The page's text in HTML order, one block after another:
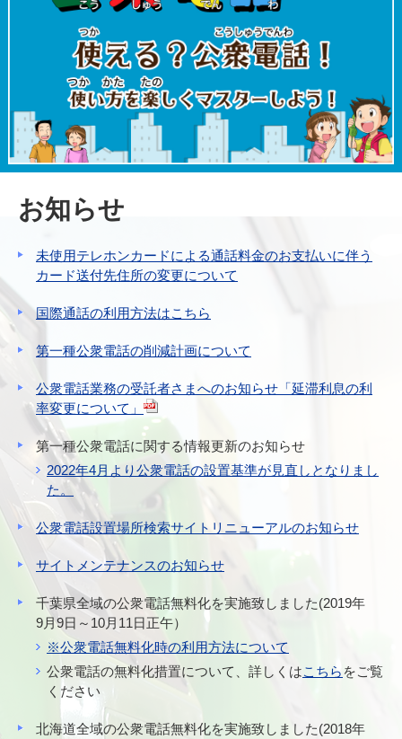
お知らせ
未使用テレホンカードによる通話料金のお支払いに伴う
カード送付先住所の変更について
国際通話の利用方法はこちら
第一種公衆電話の削減計画について
公衆電話業務の受託者さまへのお知らせ「延滞利息の利
率変更について」
第一種公衆電話に関する情報更新のお知らせ
2022年4月より公衆電話の設置基準が見直しとなりまし
た。
公衆電話設置場所検索サイトリニューアルのお知らせ
サイトメンテナンスのお知らせ
千葉県全域の公衆電話無料化を実施致しました(2019年
9月9日～10月11日正午）
※公衆電話無料化時の利用方法について
公衆電話の無料化措置について、詳しくはこちら をご覧
ください
北海道全域の公衆電話無料化を実施致しました(2018年